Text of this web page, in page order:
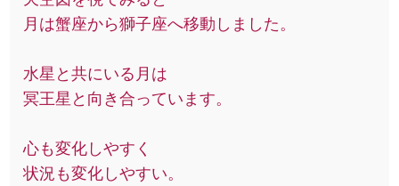
月は蟹座から獅子座へ移動しました。
水星と共にいる月は
冥王星と向き合っています。
心も変化しやすく
状況も変化しやすい。